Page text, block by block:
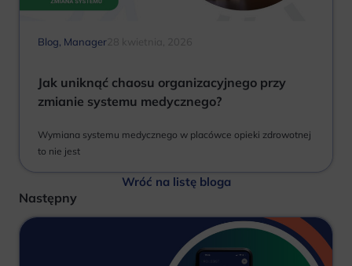
Blog Manager 28 kwietnia, 2026
Jak uniknąć chaosu organizacyjnego przy
zmianie systemu medycznego?
Wymiana systemu medycznego w placówce opieki zdrowotnej
to nie jest
Wróć na listę bloga
Następny